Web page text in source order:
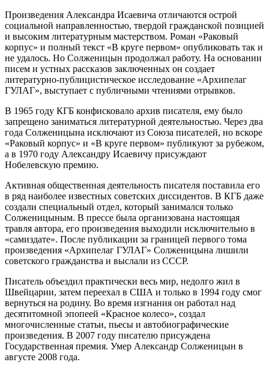
Произведения Александра Исаевича отличаются острой
социальной направленностью, твердой гражданской позицией
и высоким литературным мастерством. Роман «Раковый
корпус» и полный текст «В круге первом» опубликовать так и
не удалось. Но Солженицын продолжал работу. На основании
писем и устных рассказов заключенных он создает
литературно-публицистическое исследование «Архипелаг
ГУЛАГ», выступает с публичными чтениями отрывков.
В 1965 году КГБ конфисковало архив писателя, ему было
запрещено заниматься литературной деятельностью. Через два
года Солженицына исключают из Союза писателей, но вскоре
«Раковый корпус» и «В круге первом» публикуют за рубежом,
а в 1970 году Александру Исаевичу присуждают
Нобелевскую премию.
Активная общественная деятельность писателя поставила его
в ряд наиболее известных советских диссидентов. В КГБ даже
создали специальный отдел, который занимался только
Солженицыным. В прессе была организована настоящая
травля автора, его произведения выходили исключительно в
«самиздате». После публикации за границей первого тома
произведения «Архипелаг ГУЛАГ» Солженицына лишили
советского гражданства и выслали из СССР.
Писатель объездил практически весь мир, недолго жил в
Швейцарии, затем переехал в США и только в 1994 году смог
вернуться на родину. Во время изгнания он работал над
десятитомной эпопеей «Красное колесо», создал
многочисленные статьи, пьесы и автобиографические
произведения. В 2007 году писателю присуждена
Государственная премия. Умер Александр Солженицын в
августе 2008 года.